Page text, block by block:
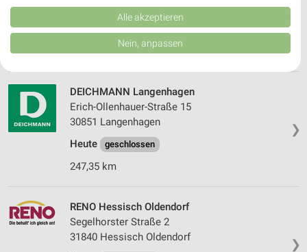
30853 Langenhagen
Heute geschlossen
248,44 km • Angebote: 1 Prospekt
❯
DEICHMANN Langenhagen
Erich-Ollenhauer-Straße 15
30851 Langenhagen
Heute
geschlossen
247,35 km
❯
RENO Hessisch Oldendorf
Segelhorster Straße 2
31840 Hessisch Oldendorf
Kombinationen von Daten aus verschiedenen Quellen. Entwicklung und
Verbesserung der Angebote. Verwendung reduzierter Daten zur Auswahl
von Inhalten.
Daten können außerhalb der Europäischen Union weitergegeben und in die
USA gesendet werden.
Website/App.
Partnerliste anzeigen (1 IAB-Anbieter)
Wir nutzen Ihre Daten für folgende Zwecke:
IAB-Verarbeitungszwecke:
Speichern von oder Zugriff auf Informationen
auf einem Endgerät
Werbeanzeigen
Erstellung von Profilen für personalisierte
Alle akzeptieren
Nein, anpassen